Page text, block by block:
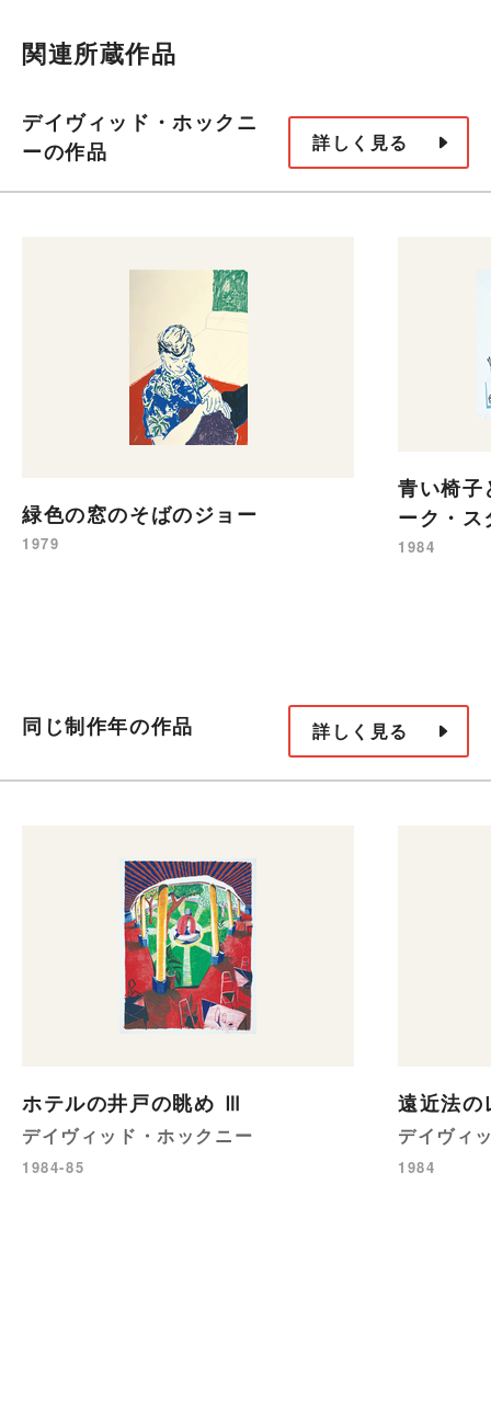
関連所蔵作品
デイヴィッド・ホックニ
ーの作品
詳しく見る
緑色の窓のそばのジョー
1979
青い椅子
ーク・ス
1984
同じ制作年の作品 詳しく見る
ホテルの井戸の眺め Ⅲ
デイヴィッド・ホックニー
1984-85
遠近法の
デイヴィ
1984